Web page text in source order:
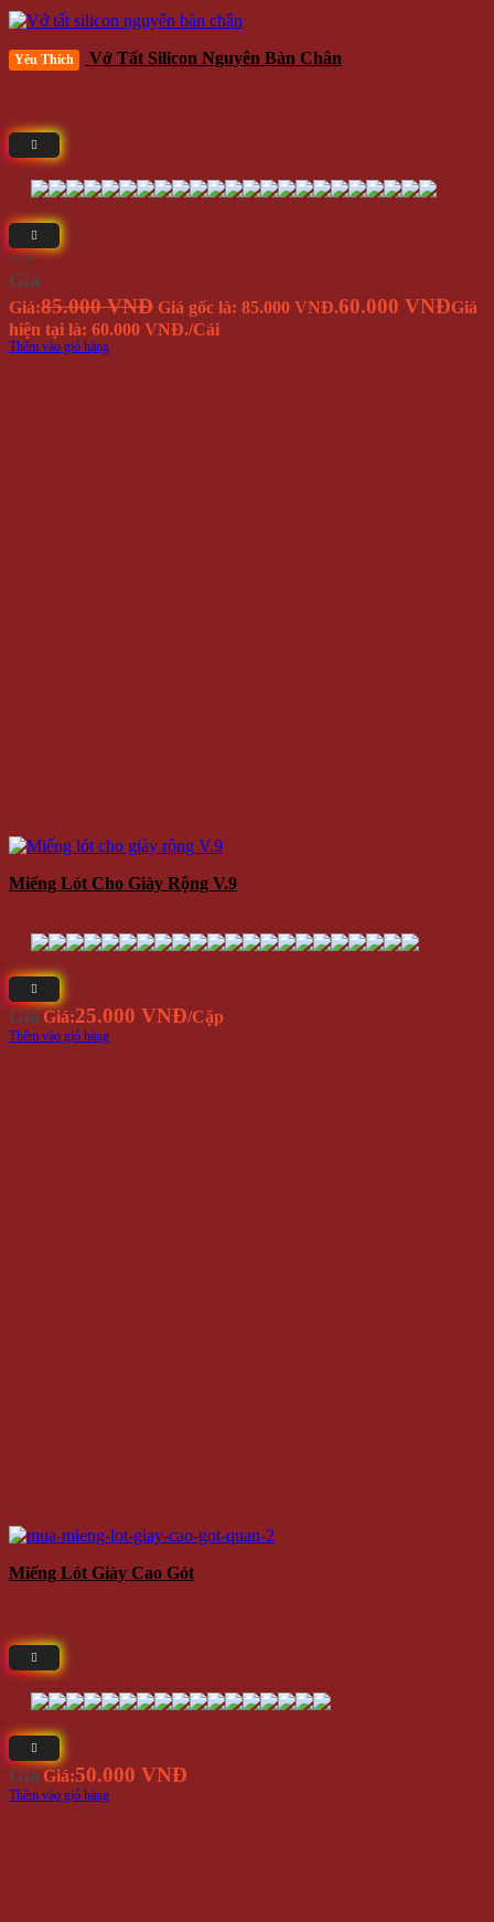
Yêu Thích Vớ Tất Silicon Nguyên Bàn Chân
⭐(5)
Giá
Giá:85.000 VNĐ Giá gốc là: 85.000 VNĐ.60.000 VNĐGiá
hiện tại là: 60.000 VNĐ./Cái
Thêm vào giỏ hàng
Miếng Lót Cho Giày Rộng V.9
Giá Giá:25.000 VNĐ/Cặp
Thêm vào giỏ hàng
Miếng Lót Giày Cao Gót
Giá Giá:50.000 VNĐ
Thêm vào giỏ hàng